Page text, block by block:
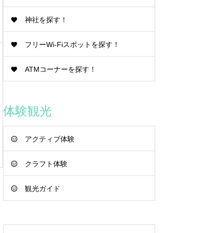
神社を探す！
フリーWi-Fiスポットを探す！
ATMコーナーを探す！
体験観光
アクティブ体験
クラフト体験
観光ガイド